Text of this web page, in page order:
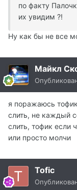
по факту
их увидим ?!
Ну как бы не все
Майкл
я поражаюсь
слить, не каждый
слить, тофик если
или просто молчи
Tofic